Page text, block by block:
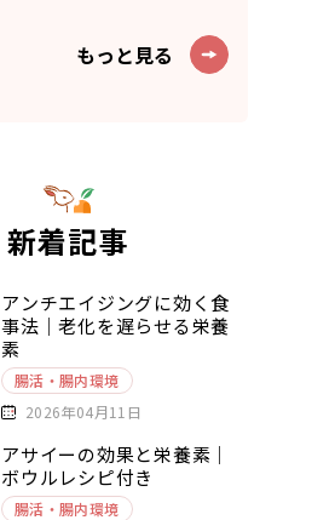
もっと見る
新着記事
アンチエイジングに効く食
事法｜老化を遅らせる栄養
素
腸活・腸内環境
2026年04月11日
アサイーの効果と栄養素｜
ボウルレシピ付き
腸活・腸内環境